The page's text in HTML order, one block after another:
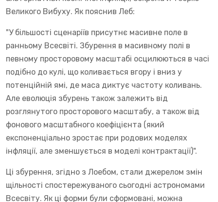
Великого Вибуху. Як пояснив Леб:
"У більшості сценаріїв присутнє масивне поле в
ранньому Всесвіті. Збурення в масивному полі в
певному просторовому масштабі осцилюються в часі
подібно до кулі, що коливається вгору і вниз у
потенційній ямі, де маса диктує частоту коливань.
Але еволюція збурень також залежить від
розглянутого просторового масштабу, а також від
фонового масштабного коефіцієнта (який
експоненціально зростає при родових моделях
інфляції, але зменшується в моделі контрактації)".
Ці збурення, згідно з Лоебом, стали джерелом змін
щільності спостережуваного сьогодні астрономами
Всесвіту. Як ці форми були сформовані, можна